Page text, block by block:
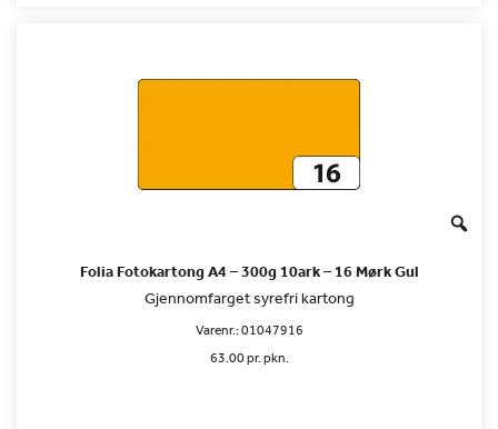
Folia Fotokartong A4 – 300g 10ark – 16 Mørk Gul
Gjennomfarget syrefri kartong
Varenr.:01047916
63.00 pr. pkn.